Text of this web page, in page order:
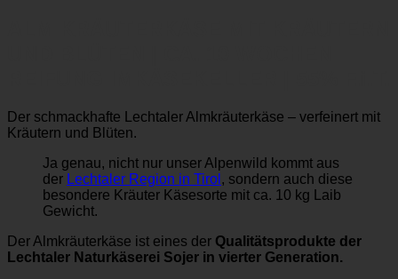
Der schmackhafte Lechtaler Almkräuterkäse – verfeinert mit
Kräutern und Blüten.
Ja genau, nicht nur unser Alpenwild kommt aus
der Lechtaler Region in Tirol , sondern auch diese
besondere Kräuter Käsesorte mit ca. 10 kg Laib
Gewicht.
Der Almkräuterkäse ist eines der Qualitätsprodukte der
Lechtaler Naturkäserei Sojer in vierter Generation.